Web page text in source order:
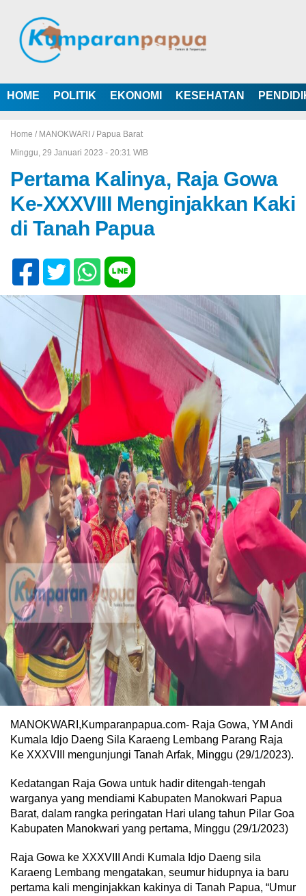
HOME POLITIK EKONOMI KESEHATAN
Home / MANOKWARI / Papua Barat
Minggu, 29 Januari 2023 - 20:31 WIB
Pertama Kalinya, Raja Gowa
Ke-XXXVIII Menginjakkan Kaki
di Tanah Papua
MANOKWARI,Kumparanpapua.com- Raja Gowa, YM Andi
Kumala Idjo Daeng Sila Karaeng Lembang Parang Raja
Ke XXXVIII mengunjungi Tanah Arfak, Minggu (29/1/2023).
Kedatangan Raja Gowa untuk hadir ditengah-tengah
warganya yang mendiami Kabupaten Manokwari Papua
Barat, dalam rangka peringatan Hari ulang tahun Pilar Goa
Kabupaten Manokwari yang pertama, Minggu (29/1/2023)
Raja Gowa ke XXXVIII Andi Kumala Idjo Daeng sila
Karaeng Lembang mengatakan, seumur hidupnya ia baru
pertama kali menginjakkan kakinya di Tanah Papua, “Umur